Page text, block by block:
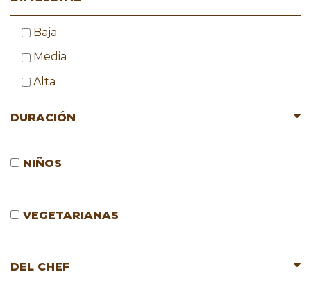
Baja
Media
Alta
DURACIÓN
NIÑOS
VEGETARIANAS
DEL CHEF